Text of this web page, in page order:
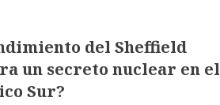
del Sheffield
un secreto nuclear en el
Sur?